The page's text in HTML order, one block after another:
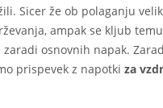
Sicer že ob polaganju
ampak se kljub
zaradi osnovnih napak.
prispevek z napotki za